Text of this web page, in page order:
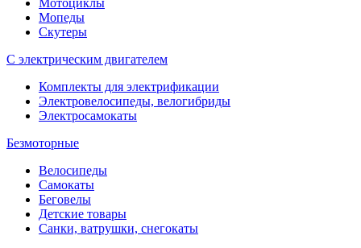
Мотоциклы
Мопеды
Скутеры
С электрическим двигателем
Комплекты для электрификации
Электровелосипеды, велогибриды
Электросамокаты
Безмоторные
Велосипеды
Самокаты
Беговелы
Детские товары
Санки, ватрушки, снегокаты